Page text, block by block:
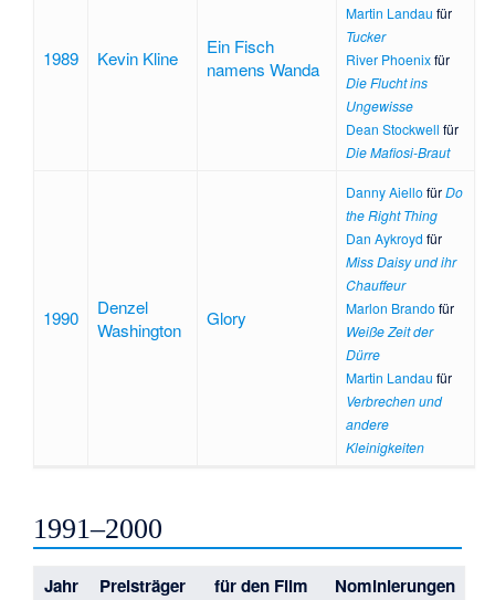
1989 Kevin Kline
Ein Fisch
namens Wanda
Martin Landau für
Tucker
River Phoenixfür
Die Flucht ins
Ungewisse
Dean Stockwell für
Die Mafiosi-Braut
1990
Denzel
Washington
Glory
Danny AiellofürDo
the Right Thing
Dan Aykroyd für
Miss Daisy und ihr
Chauffeur
Marlon Brandofür
Weiße Zeit der
Dürre
Martin Landau für
Verbrechen und
andere
Kleinigkeiten
1991–2000
Jahr Preisträger für den Film Nominierungen